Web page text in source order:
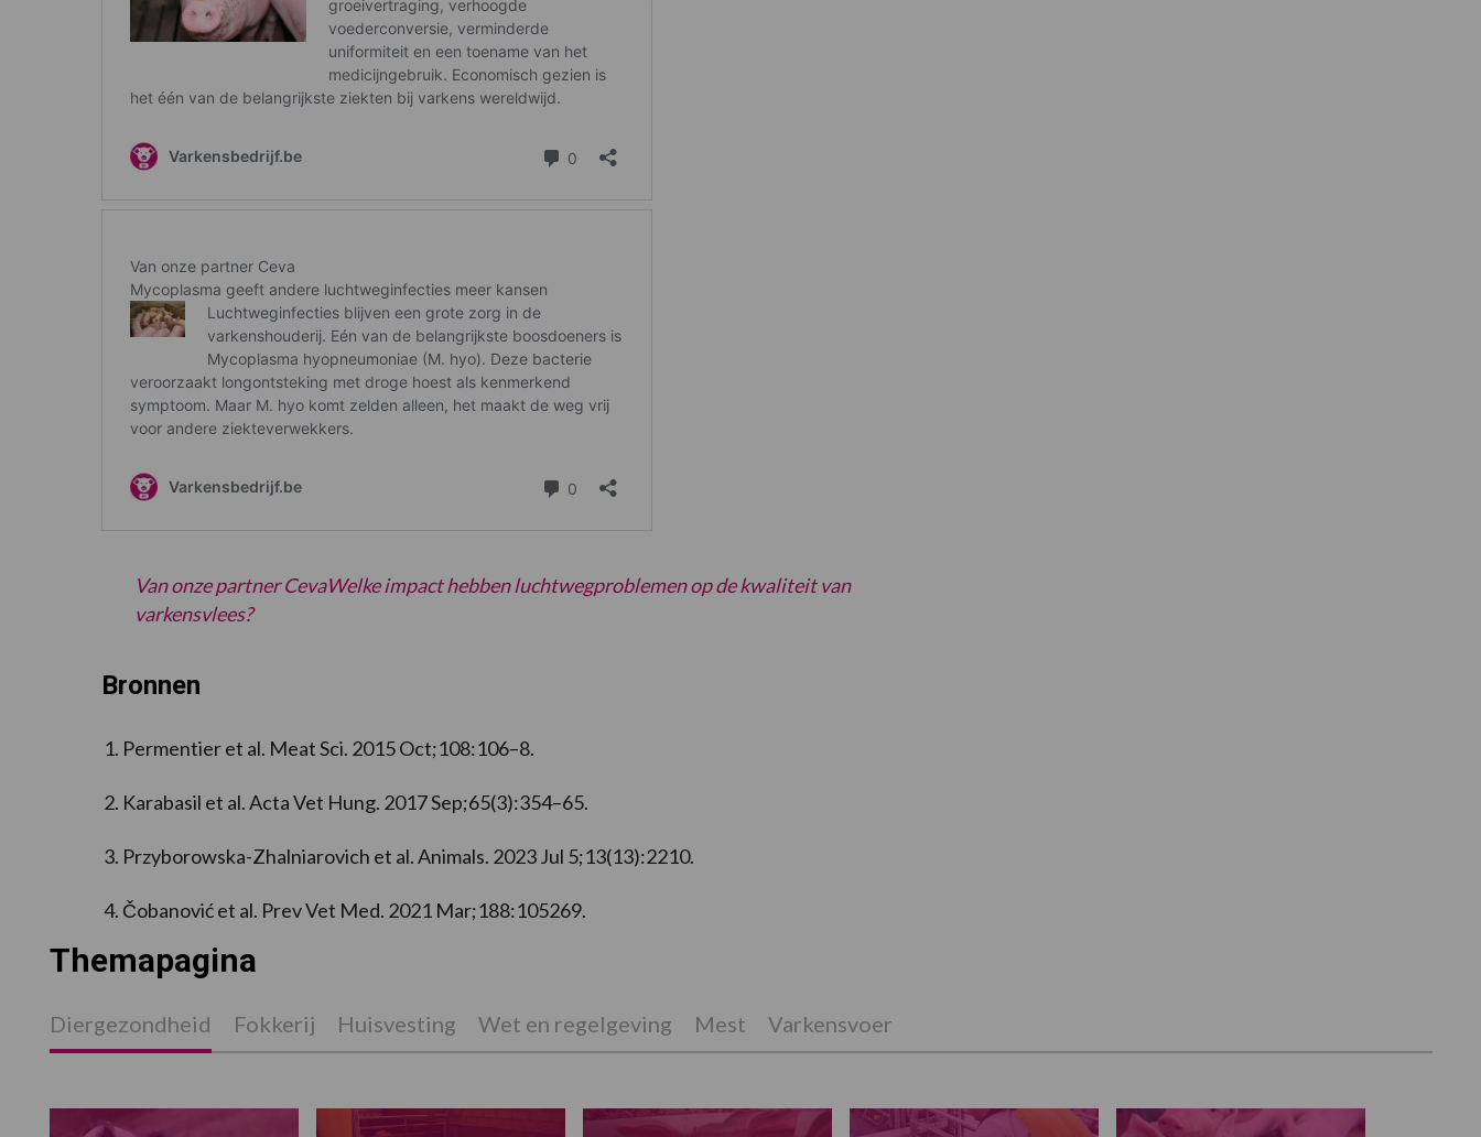
Van onze partner CevaWelke impact hebben luchtwegproblemen op de kwaliteit van
varkensvlees?
Bronnen
Permentier et al. Meat Sci. 2015 Oct;108:106–8.
Karabasil et al. Acta Vet Hung. 2017 Sep;65(3):354–65.
Przyborowska-Zhalniarovich et al. Animals. 2023 Jul 5;13(13):2210.
Čobanović et al. Prev Vet Med. 2021 Mar;188:105269.
Themapagina
Diergezondheid Fokkerij Huisvesting Wet en regelgeving Mest Varkensvoer